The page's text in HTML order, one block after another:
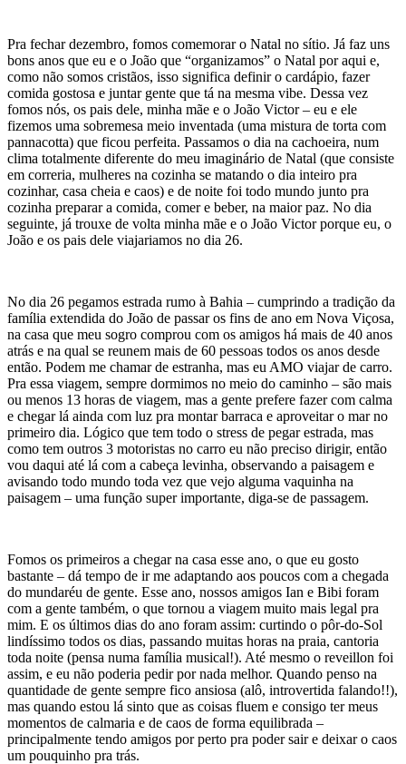
Pra fechar dezembro, fomos comemorar o Natal no sítio. Já faz uns
bons anos que eu e o João que “organizamos” o Natal por aqui e,
como não somos cristãos, isso significa definir o cardápio, fazer
comida gostosa e juntar gente que tá na mesma vibe. Dessa vez
fomos nós, os pais dele, minha mãe e o João Victor – eu e ele
fizemos uma sobremesa meio inventada (uma mistura de torta com
pannacotta) que ficou perfeita. Passamos o dia na cachoeira, num
clima totalmente diferente do meu imaginário de Natal (que consiste
em correria, mulheres na cozinha se matando o dia inteiro pra
cozinhar, casa cheia e caos) e de noite foi todo mundo junto pra
cozinha preparar a comida, comer e beber, na maior paz. No dia
seguinte, já trouxe de volta minha mãe e o João Victor porque eu, o
João e os pais dele viajariamos no dia 26.
No dia 26 pegamos estrada rumo à Bahia – cumprindo a tradição da
família extendida do João de passar os fins de ano em Nova Viçosa,
na casa que meu sogro comprou com os amigos há mais de 40 anos
atrás e na qual se reunem mais de 60 pessoas todos os anos desde
então. Podem me chamar de estranha, mas eu AMO viajar de carro.
Pra essa viagem, sempre dormimos no meio do caminho – são mais
ou menos 13 horas de viagem, mas a gente prefere fazer com calma
e chegar lá ainda com luz pra montar barraca e aproveitar o mar no
primeiro dia. Lógico que tem todo o stress de pegar estrada, mas
como tem outros 3 motoristas no carro eu não preciso dirigir, então
vou daqui até lá com a cabeça levinha, observando a paisagem e
avisando todo mundo toda vez que vejo alguma vaquinha na
paisagem – uma função super importante, diga-se de passagem.
Fomos os primeiros a chegar na casa esse ano, o que eu gosto
bastante – dá tempo de ir me adaptando aos poucos com a chegada
do mundaréu de gente. Esse ano, nossos amigos Ian e Bibi foram
com a gente também, o que tornou a viagem muito mais legal pra
mim. E os últimos dias do ano foram assim: curtindo o pôr-do-Sol
lindíssimo todos os dias, passando muitas horas na praia, cantoria
toda noite (pensa numa família musical!). Até mesmo o reveillon foi
assim, e eu não poderia pedir por nada melhor. Quando penso na
quantidade de gente sempre fico ansiosa (alô, introvertida falando!!),
mas quando estou lá sinto que as coisas fluem e consigo ter meus
momentos de calmaria e de caos de forma equilibrada –
principalmente tendo amigos por perto pra poder sair e deixar o caos
um pouquinho pra trás.